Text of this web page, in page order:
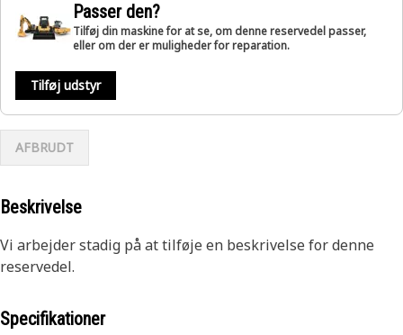
Passer den?
Tilføj din maskine for at se, om denne reservedel passer,
eller om der er muligheder for reparation.
Tilføj udstyr
AFBRUDT
Beskrivelse
Vi arbejder stadig på at tilføje en beskrivelse for denne
reservedel.
Specifikationer